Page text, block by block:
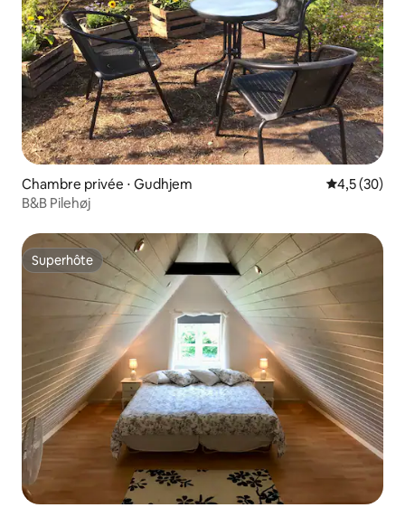
Chambre privée ⋅ Gudhjem Évaluation
4,5 (30)
B&B Pilehøj
Superhôte
Superhôte